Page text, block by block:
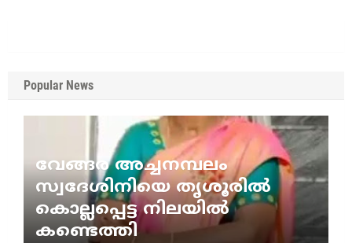
Popular News
വേങ്ങര അച്ചനമ്പലം
സ്വദേശിനിയെ തൃശൂരിൽ
കൊല്ലപ്പെട്ട നിലയിൽ
കണ്ടെത്തി